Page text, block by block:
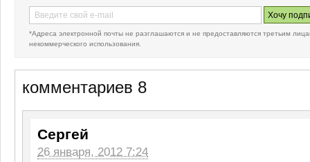
*Адреса электронной почты не разглашаются и не предоставляются третьим
некоммерческого использования.
комментариев 8
Сергей
26 января, 2012 7:24